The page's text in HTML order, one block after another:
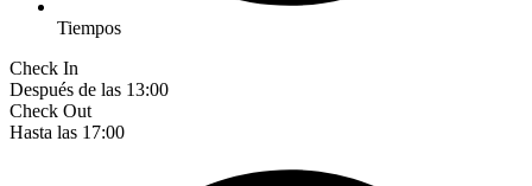
Tiempos
Check In
Después de las 13:00
Check Out
Hasta las 17:00